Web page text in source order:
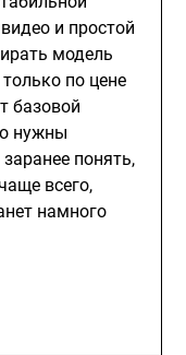
и простой
модель
по цене
базовой
нужны
понять,
всего,
намного